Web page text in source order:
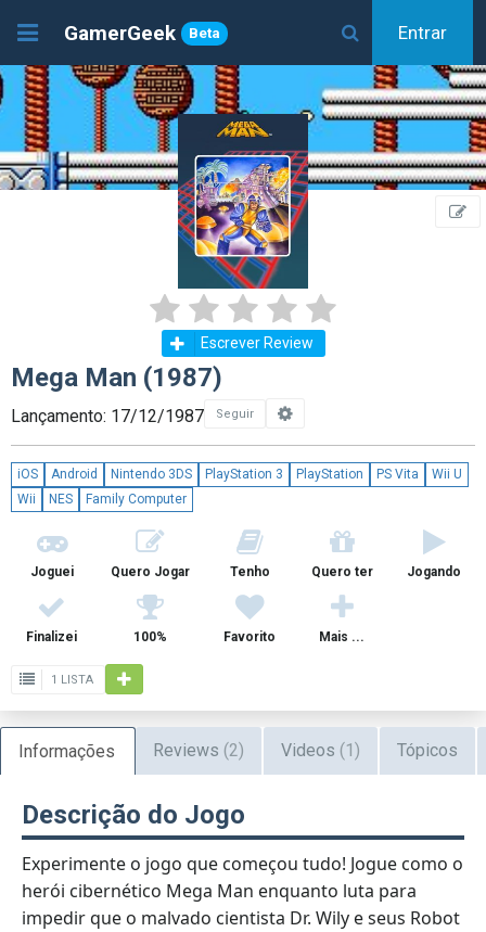
GamerGeek Beta Entrar
Escrever Review
Mega Man (1987)
Lançamento: 17/12/1987 Seguir
iOS Android Nintendo 3DS PlayStation 3 PlayStation PS Vita
Wii U
Wii
NES Family Computer
Joguei Quero Jogar Tenho Quero ter Jogando
Finalizei 100% Favorito Mais ...
1 LISTA
Informações Reviews (2) Videos (1) Tópicos
Descrição do Jogo
Experimente o jogo que começou tudo! Jogue como o
herói cibernético Mega Man enquanto luta para
impedir que o malvado cientista Dr. Wily e seus Robot